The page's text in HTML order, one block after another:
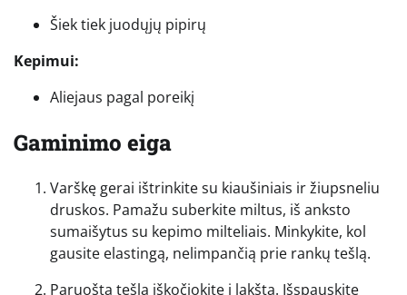
Šiek tiek juodųjų pipirų
Kepimui:
Aliejaus pagal poreikį
Gaminimo eiga
Varškę gerai ištrinkite su kiaušiniais ir žiupsneliu
druskos. Pamažu suberkite miltus, iš anksto
sumaišytus su kepimo milteliais. Minkykite, kol
gausite elastingą, nelimpančią prie rankų tešlą.
Paruoštą tešlą iškočiokite į lakštą. Išspauskite